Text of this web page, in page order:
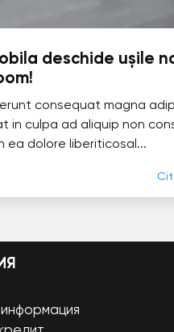
deschide ușile
consequat magna
in culpa ad aliquip non
ea dolore liberiticosal...